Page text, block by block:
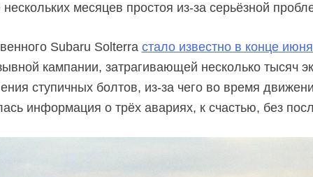
месяцев простоя из-засерьёзной
Subaru Solterra стало известно в конце
кампании, затрагивающей несколько тысяч
ступичных болтов, из-зачего во время
информация о трёх авариях, к счастью, без